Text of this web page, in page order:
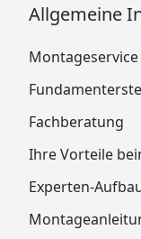
Allgemeine
Fachberatung
Ihre Vorteile
Experten-